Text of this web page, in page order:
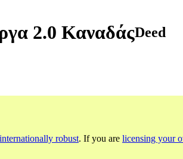
2.0 ΚαναδάςDeed
robust. If you are licensing your